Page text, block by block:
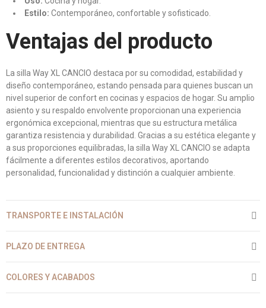
Estilo: Contemporáneo, confortable y sofisticado.
Ventajas del producto
La silla Way XL CANCIO destaca por su comodidad, estabilidad y
diseño contemporáneo, estando pensada para quienes buscan un
nivel superior de confort en cocinas y espacios de hogar. Su amplio
asiento y su respaldo envolvente proporcionan una experiencia
ergonómica excepcional, mientras que su estructura metálica
garantiza resistencia y durabilidad. Gracias a su estética elegante y
a sus proporciones equilibradas, la silla Way XL CANCIO se adapta
fácilmente a diferentes estilos decorativos, aportando
personalidad, funcionalidad y distinción a cualquier ambiente.
TRANSPORTE E INSTALACIÓN
PLAZO DE ENTREGA
COLORES Y ACABADOS